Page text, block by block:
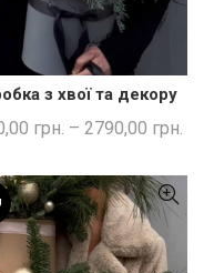
ШВИДКА ПОКУПКА
з хвої та декору
грн. – 2790,00 грн.